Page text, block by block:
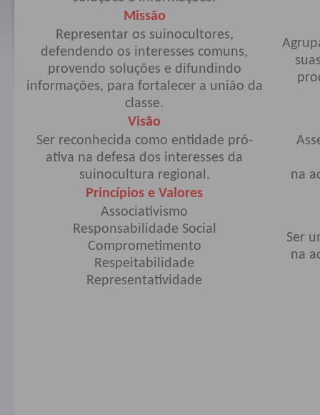
Missão
Representar os suinocultores,
defendendo os interesses comuns,
provendo soluções e difundindo
informações, para fortalecer a união da
classe.
Visão
Ser reconhecida como entidade pró-
ativa na defesa dos interesses da
suinocultura regional.
na
Princípios e Valores
Associativismo
Responsabilidade Social
Comprometimento
Respeitabilidade
Representatividade
Ser
na